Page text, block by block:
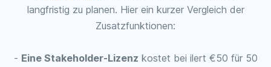
langfristig zu planen. Hier ein kurzer Vergleich der
Zusatzfunktionen:
- Eine Stakeholder-Lizenz kostet bei ilert €50 für 50